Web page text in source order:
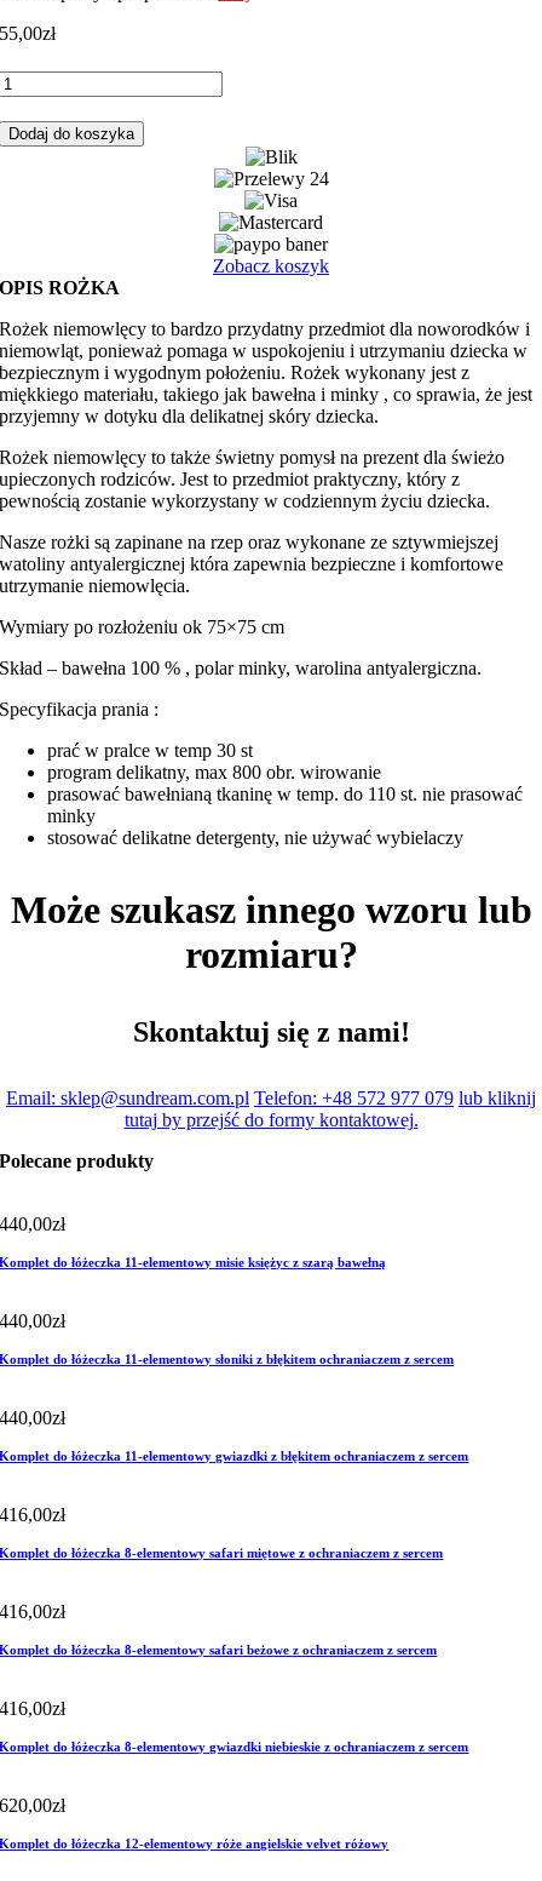
55,00zł
Dodaj do koszyka
Zobacz koszyk
OPIS ROŻKA
Rożek niemowlęcy to bardzo przydatny przedmiot dla noworodków i
niemowląt, ponieważ pomaga w uspokojeniu i utrzymaniu dziecka w
bezpiecznym i wygodnym położeniu. Rożek wykonany jest z
miękkiego materiału, takiego jak bawełna i minky , co sprawia, że jest
przyjemny w dotyku dla delikatnej skóry dziecka.
Rożek niemowlęcy to także świetny pomysł na prezent dla świeżo
upieczonych rodziców. Jest to przedmiot praktyczny, który z
pewnością zostanie wykorzystany w codziennym życiu dziecka.
Nasze rożki są zapinane na rzep oraz wykonane ze sztywmiejszej
watoliny antyalergicznej która zapewnia bezpieczne i komfortowe
utrzymanie niemowlęcia.
Wymiary po rozłożeniu ok 75×75 cm
Skład – bawełna 100 % , polar minky, warolina antyalergiczna.
Specyfikacja prania :
prać w pralce w temp 30 st
program delikatny, max 800 obr. wirowanie
prasować bawełnianą tkaninę w temp. do 110 st. nie prasować
minky
stosować delikatne detergenty, nie używać wybielaczy
Może szukasz innego wzoru lub
rozmiaru?
Skontaktuj się z nami!
Email: sklep@sundream.com.pl Telefon: +48 572 977 079 lub kliknij
tutaj by przejść do formy kontaktowej.
Polecane produkty
440,00zł
Komplet do łóżeczka 11-elementowy misie księżyc z szarą bawełną
440,00zł
Komplet do łóżeczka 11-elementowy słoniki z błękitem ochraniaczem z sercem
440,00zł
Komplet do łóżeczka 11-elementowy gwiazdki z błękitem ochraniaczem z sercem
416,00zł
Komplet do łóżeczka 8-elementowy safari miętowe z ochraniaczem z sercem
416,00zł
Komplet do łóżeczka 8-elementowy safari beżowe z ochraniaczem z sercem
416,00zł
Komplet do łóżeczka 8-elementowy gwiazdki niebieskie z ochraniaczem z sercem
620,00zł
Komplet do łóżeczka 12-elementowy róże angielskie velvet różowy